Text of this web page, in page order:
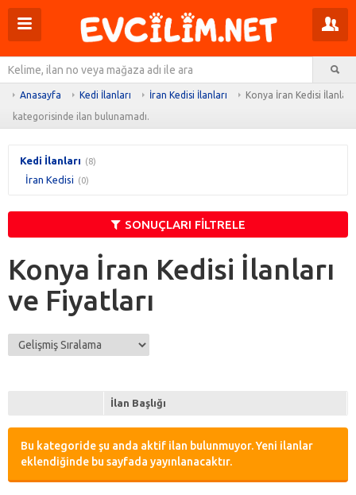
Menüyü
aç
Anasayfa Kedi İlanları İran Kedisi İlanları Konya İran Kedisi İlanları
kategorisinde ilan bulunamadı.
Kedi İlanları (8)
İran Kedisi (0)
SONUÇLARI FİLTRELE
Konya İran Kedisi İlanları
ve Fiyatları
İlan Başlığı
Bu kategoride şu anda aktif ilan bulunmuyor. Yeni ilanlar
eklendiğinde bu sayfada yayınlanacaktır.